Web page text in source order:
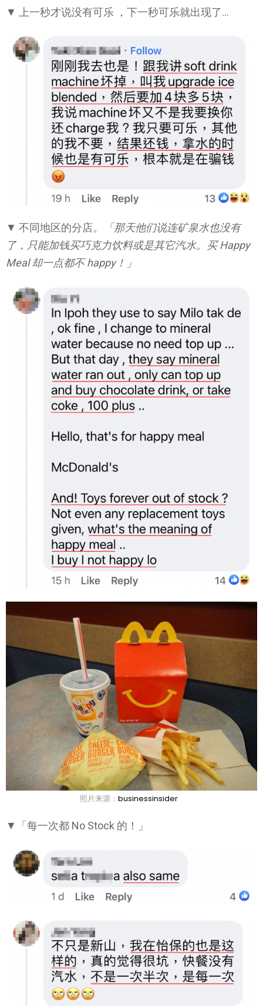
▼ 上一秒才说没有可乐 ，下一秒可乐就出现了…
▼ 不同地区的分店。
「那天他们说连矿泉水也没有
了，只能加钱买巧克力饮料或是其它汽水。买 Happy
Meal 却一点都不 happy！」
照片来源： businessinsider
▼「每一次都 No Stock 的！」